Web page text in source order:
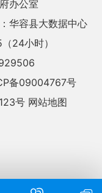
办公室
华容县大数据中心
24小时）
备09004767号
号 网站地图